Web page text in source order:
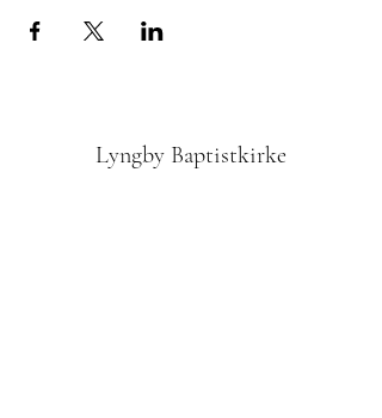
Lyngby Baptistkirke